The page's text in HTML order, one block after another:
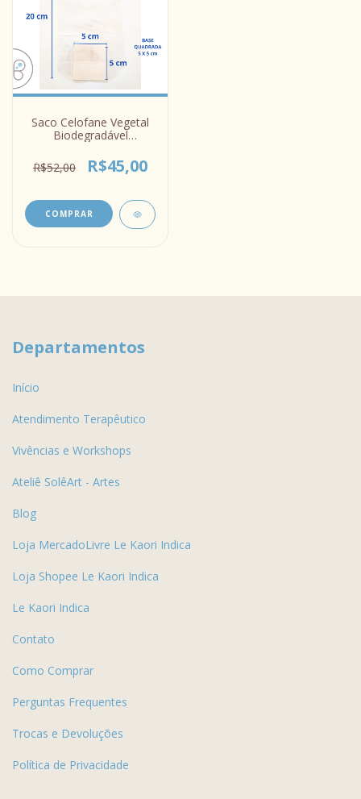
Saco Celofane Vegetal
Biodegradável
Sabonete Petit Four
R$52,00 R$45,00
Departamentos
Início
Atendimento Terapêutico
Vivências e Workshops
Ateliê SolêArt - Artes
Blog
Loja MercadoLivre Le Kaori Indica
Loja Shopee Le Kaori Indica
Le Kaori Indica
Contato
Como Comprar
Perguntas Frequentes
Trocas e Devoluções
Política de Privacidade